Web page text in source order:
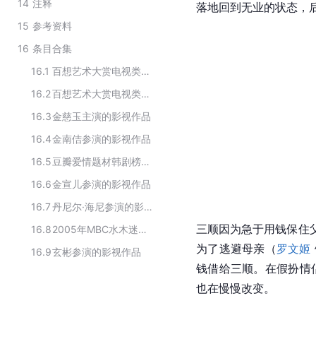
14 注释
15 参考资料
16 条目合集
16.1
百想艺术大赏电视类大赏历届获奖作品
16.2
百想艺术大赏电视类最佳编剧历届获奖作品
16.3金慈玉主演的影视作品
16.4金南佶参演的影视作品
16.5
豆瓣爱情题材韩剧榜TOP10
16.6金宣儿参演的影视作品
16.7
丹尼尔·海尼参演的影视作品
16.8
2005年MBC水木迷你连续剧
16.9玄彬参演的影视作品
落地回到无业的状态，
三顺因为急于用钱保住
为了逃避母亲（罗文姬
钱借给三顺。在假扮情
也在慢慢改变。